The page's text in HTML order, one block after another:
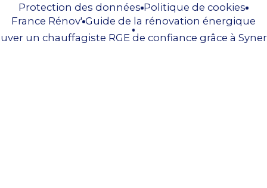
Protection des données Politique de cookies
France Rénov' Guide de la rénovation énergique
un chauffagiste RGE de confiance grâce à